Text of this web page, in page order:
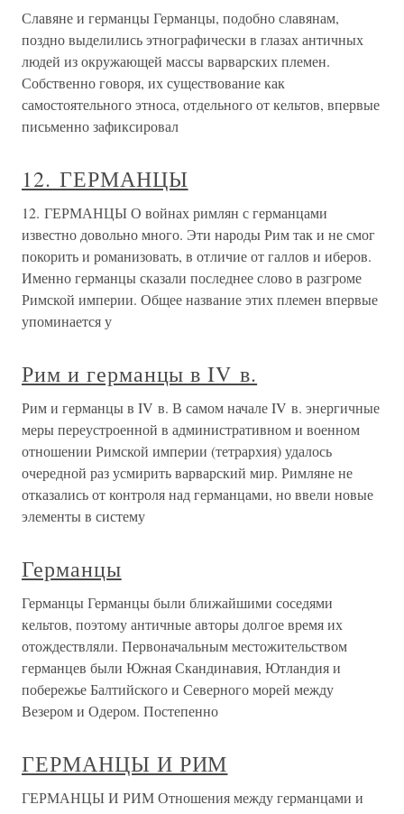
Славяне и германцы Германцы, подобно славянам,
поздно выделились этнографически в глазах античных
людей из окружающей массы варварских племен.
Собственно говоря, их существование как
самостоятельного этноса, отдельного от кельтов, впервые
письменно зафиксировал
12. ГЕРМАНЦЫ
12. ГЕРМАНЦЫ О войнах римлян с германцами
известно довольно много. Эти народы Рим так и не смог
покорить и романизовать, в отличие от галлов и иберов.
Именно германцы сказали последнее слово в разгроме
Римской империи. Общее название этих племен впервые
упоминается у
Рим и германцы в IV в.
Рим и германцы в IV в. В самом начале IV в. энергичные
меры переустроенной в административном и военном
отношении Римской империи (тетрархия) удалось
очередной раз усмирить варварский мир. Римляне не
отказались от контроля над германцами, но ввели новые
элементы в систему
Германцы
Германцы Германцы были ближайшими соседями
кельтов, поэтому античные авторы долгое время их
отождествляли. Первоначальным местожительством
германцев были Южная Скандинавия, Ютландия и
побережье Балтийского и Северного морей между
Везером и Одером. Постепенно
ГЕРМАНЦЫ И РИМ
ГЕРМАНЦЫ И РИМ Отношения между германцами и